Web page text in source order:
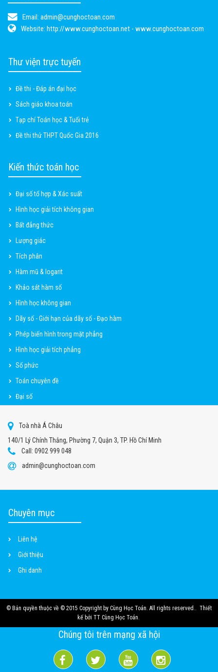
Email: admin@cunghoctoan.com
Website: http://www.cunghoctoan.net - www.cunghoctoan.com
Thư viện trực tuyến
Đề thi - Đáp án đại học
Sách giáo khoa toán
Tạp chí Toán học & Tuổi trẻ
Đề thi thử THPT Quốc Gia 2016
Kiến thức toán học
Đại số tổ hợp & Xác suất
Hình học giải tích không gian
Bất đẳng thức
Lượng giác
Tích phân
Hàm mũ & logarit
Khảo sát hàm số
Hình học không gian
Dãy số - Giới hạn của dãy số - Đạo hàm
Phép biến hình trong mặt phẳng
Hình học giải tích phẳng
Số phức
Toán chuyên đề
Đại số
Toà nhà Á Châu
140/1 Lý Chính Thắng, Phường 7, Quận 3, TP. Hồ Chí Minh
Call: 0902 999 048
admin@cunghoctoan.com
Chuyên mục
Liên hệ
Giới thiệu
Ghi danh
© Bản quyền thuộc về © 2015 Copyright by Cùng Học Toán. All rights reserved.. Thiết
kế bởi TT Cùng Học Toán.
Chúng tôi trên mạng xã hội